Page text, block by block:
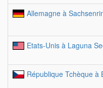
Allemagne à
Etats-Unis à Laguna
République Tchèque à